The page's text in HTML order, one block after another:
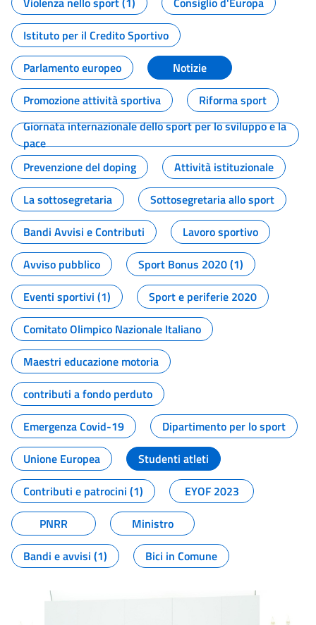
Istituto per il Credito Sportivo
Parlamento europeo
Notizie
Promozione attività sportiva
Riforma sport
Giornata internazionale dello sport per lo sviluppo e la
pace
Prevenzione del doping
Attività istituzionale
La sottosegretaria
Sottosegretaria allo sport
Bandi Avvisi e Contributi
Lavoro sportivo
Avviso pubblico
Sport Bonus 2020 (1)
Eventi sportivi (1)
Sport e periferie 2020
Comitato Olimpico Nazionale Italiano
Maestri educazione motoria
contributi a fondo perduto
Emergenza Covid-19
Dipartimento per lo sport
Unione Europea
Studenti atleti
Contributi e patrocini (1)
EYOF 2023
PNRR
Ministro
Bandi e avvisi (1)
Bici in Comune